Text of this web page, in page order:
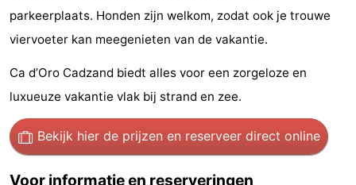
Minigolfbanen
Wellness
centra
Dorpen
Steden
Sporten
parkeerplaats. Honden zijn welkom, zodat ook je trouwe
viervoeter kan meegenieten van de vakantie.
Ca d’Oro Cadzand biedt alles voor een zorgeloze en
luxueuze vakantie vlak bij strand en zee.
Bekijk hier de prijzen en reserveer direct online
Voor informatie en reserveringen